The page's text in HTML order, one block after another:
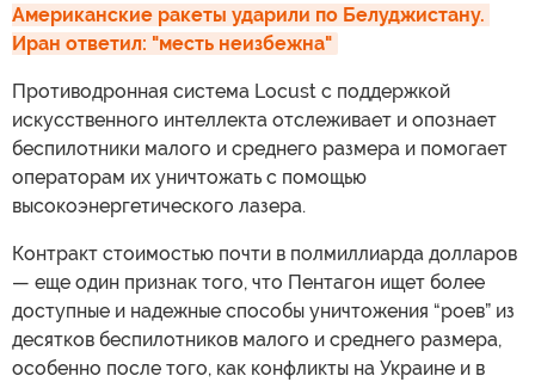
Американские ракеты ударили по Белуджистану.
Иран ответил: "месть неизбежна"
Противодронная система Locust с поддержкой
искусственного интеллекта отслеживает и опознает
беспилотники малого и среднего размера и помогает
операторам их уничтожать с помощью
высокоэнергетического лазера.
Контракт стоимостью почти в полмиллиарда долларов
— еще один признак того, что Пентагон ищет более
доступные и надежные способы уничтожения “роев” из
десятков беспилотников малого и среднего размера,
особенно после того, как конфликты на Украине и в